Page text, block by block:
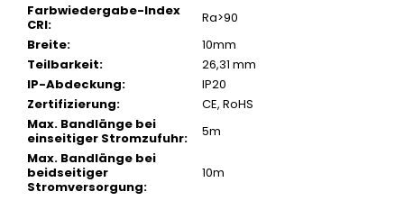
Farbwiedergabe-Index
CRI:
Ra>90
Breite:
10mm
Teilbarkeit:
26,31 mm
IP-Abdeckung:
IP20
Zertifizierung:
CE, RoHS
Max. Bandlänge bei
einseitiger Stromzufuhr:
5m
Max. Bandlänge bei
beidseitiger
Stromversorgung:
10m